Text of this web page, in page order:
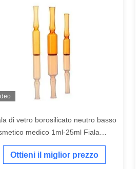
di vetro borosilicato neutro basso
medico 1ml-25ml Fiala
trasparente
Ottieni il miglior prezzo